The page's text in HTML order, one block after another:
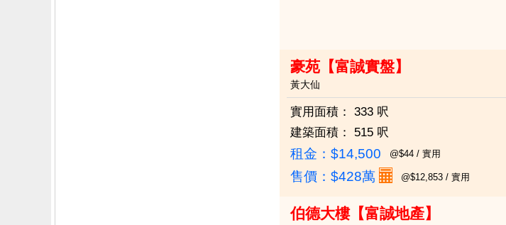
豪苑【富誠實盤】
黃大仙
實用面積：
333 呎
建築面積：
515 呎
租金：$14,500 @$44 / 實用
售價： $428萬 @$12,853 / 實用
伯德大樓【富誠地產】